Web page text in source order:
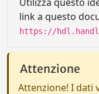
link a questo
https://
Attenzione
Attenzione! I dati